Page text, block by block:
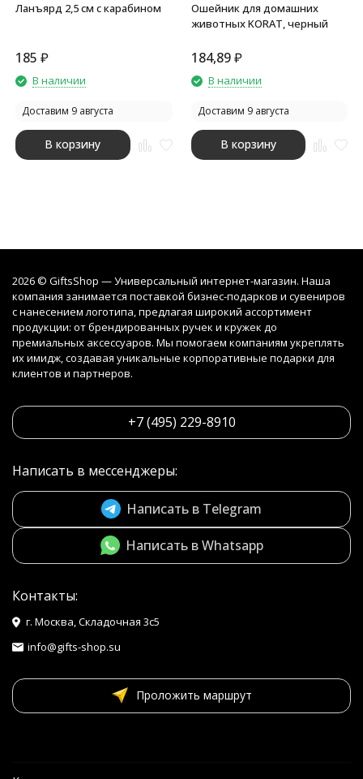
Ланъярд 2,5 см с карабином
185 ₽
В наличии
Доставим 9 августа
В корзину
Ошейник для домашних
животных KORAT, черный
184,89 ₽
В наличии
Доставим 9 августа
В корзину
2026 © GiftsShop — Универсальный интернет-магазин. Наша
компания занимается поставкой бизнес-подарков и сувениров
с нанесением логотипа, предлагая широкий ассортимент
продукции: от брендированных ручек и кружек до
премиальных аксессуаров. Мы помогаем компаниям укреплять
их имидж, создавая уникальные корпоративные подарки для
клиентов и партнеров.
+7 (495) 229-8910
Написать в мессенджеры:
Написать в Telegram
Написать в Whatsapp
Контакты:
г. Москва, Складочная 3с5
info@gifts-shop.su
Проложить маршрут